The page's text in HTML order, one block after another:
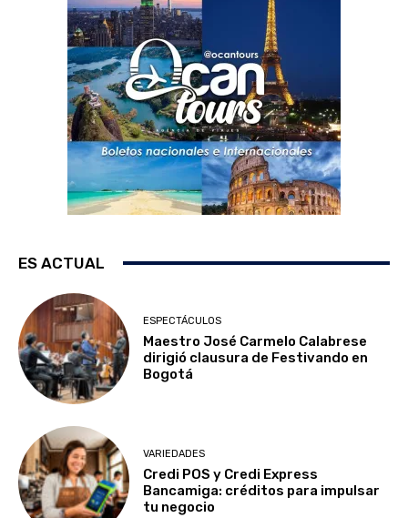
ES ACTUAL
ESPECTÁCULOS
Maestro José Carmelo Calabrese
dirigió clausura de Festivando en
Bogotá
VARIEDADES
Credi POS y Credi Express
Bancamiga: créditos para impulsar
tu negocio